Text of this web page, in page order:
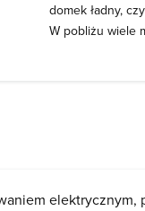
domek ładny,
W pobliżu wiele
elektrycznym,